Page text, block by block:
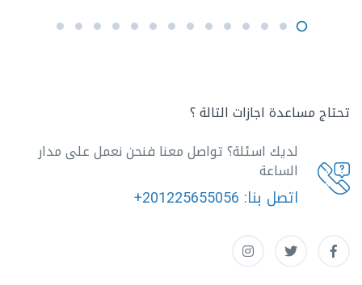
تحتاج مساعدة اجازات التالة ؟
لديك اسئلة؟ تواصل معنا فنحن نعمل على مدار
الساعة
اتصل بنا: +201225655056